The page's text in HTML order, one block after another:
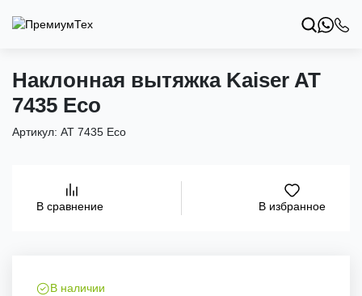
Наклонная вытяжка Kaiser AT
7435 Eco
Артикул: AT 7435 Eco
В сравнение В избранное
В наличии